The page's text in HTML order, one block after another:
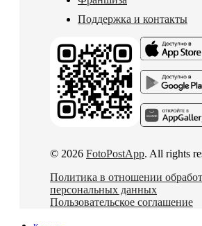
Поддержка и контакты
© 2026 FotoPostApp. All rights
Политика в отношении
персональных данных
Пользовательское соглашение